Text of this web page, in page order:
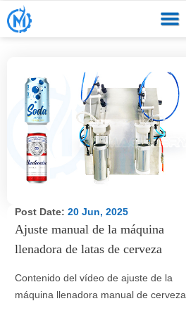
Post Date: 20 Jun, 2025
Ajuste manual de la máquina
llenadora de latas de cerveza
Contenido del vídeo de ajuste de la
máquina llenadora manual de cerveza